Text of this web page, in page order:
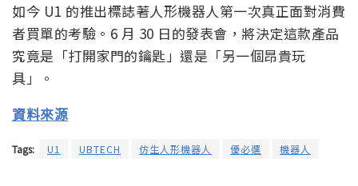
如今 U1 的推出標誌著人形機器人第一次真正面對消費
者買單的考驗。6 月 30 日的發表會，將決定這款產品
究竟是「打開家門的鑰匙」還是「另一個昂貴玩
具」。
資料來源
Tags: U1 UBTECH 仿生人形機器人 優必選 機器人